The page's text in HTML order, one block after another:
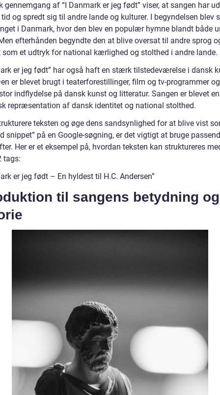
gennemgang af “I Danmark er jeg født” viser, at sangen har
og spredt sig til andre lande og kulturer. I begyndelsen blev
i Danmark, hvor den blev en populær hymne blandt både
efterhånden begyndte den at blive oversat til andre sprog
som et udtryk for national kærlighed og stolthed i andre lande.
er jeg født” har også haft en stærk tilstedeværelse i dansk
er blevet brugt i teaterforestillinger, film og tv-programmer
indflydelse på dansk kunst og litteratur. Sangen er blevet en
repræsentation af dansk identitet og national stolthed.
teksten og øge dens sandsynlighed for at blive vist
snippet” på en Google-søgning, er det vigtigt at bruge
Her er et eksempel på, hvordan teksten kan struktureres
tags:
er jeg født – En hyldest til H.C. Andersen”
til sangens betydning og